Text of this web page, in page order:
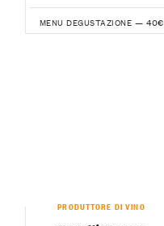
MENU DEGUSTAZIONE — 40€
PRODUTTORE DI VINO